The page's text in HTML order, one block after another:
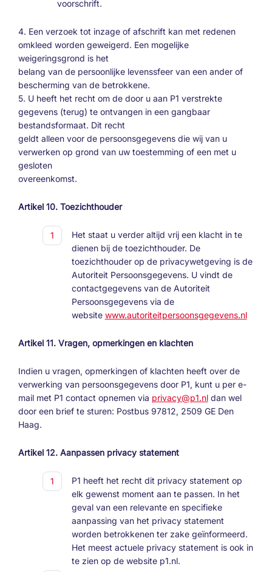
voorschrift.
4. Een verzoek tot inzage of afschrift kan met redenen
omkleed worden geweigerd. Een mogelijke
weigeringsgrond is het
belang van de persoonlijke levenssfeer van een ander of
bescherming van de betrokkene.
5. U heeft het recht om de door u aan P1 verstrekte
gegevens (terug) te ontvangen in een gangbaar
bestandsformaat. Dit recht
geldt alleen voor de persoonsgegevens die wij van u
verwerken op grond van uw toestemming of een met u
gesloten
overeenkomst.
Artikel 10. Toezichthouder
Het staat u verder altijd vrij een klacht in te
dienen bij de toezichthouder. De
toezichthouder op de privacywetgeving is de
Autoriteit Persoonsgegevens. U vindt de
contactgegevens van de Autoriteit
Persoonsgegevens via de
website www.autoriteitpersoonsgegevens.nl
Artikel 11. Vragen, opmerkingen en klachten
Indien u vragen, opmerkingen of klachten heeft over de
verwerking van persoonsgegevens door P1, kunt u per e-
mail met P1 contact opnemen via privacy@p1.nldan wel
door een brief te sturen: Postbus 97812, 2509 GE Den
Haag.
Artikel 12. Aanpassen privacy statement
P1 heeft het recht dit privacy statement op
elk gewenst moment aan te passen. In het
geval van een relevante en specifieke
aanpassing van het privacy statement
worden betrokkenen ter zake geïnformeerd.
Het meest actuele privacy statement is ook in
te zien op de website p1.nl.